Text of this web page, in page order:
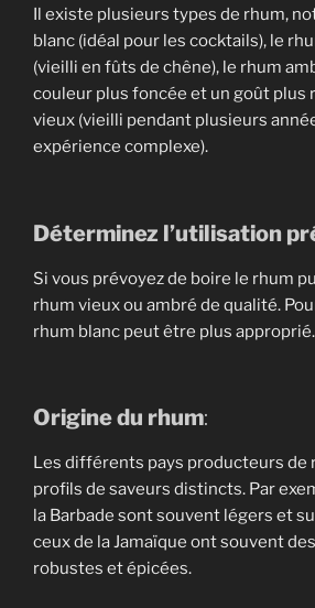
Il existe plusieurs types de rhum,
blanc (idéal pour les cocktails), le
(vieilli en fûts de chêne), le rhum
couleur plus foncée et un goût plus
vieux (vieilli pendant plusieurs
expérience complexe).
Déterminez l’utilisation
Si vous prévoyez de boire le rhum
rhum vieux ou ambré de qualité.
rhum blanc peut être plus approprié.
Origine du rhum:
Les différents pays producteurs de
profils de saveurs distincts. Par
la Barbade sont souvent légers et
ceux de la Jamaïque ont souvent
robustes et épicées.